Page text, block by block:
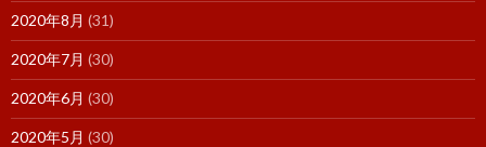
2020年8月 (31)
2020年7月 (30)
2020年6月 (30)
2020年5月 (30)